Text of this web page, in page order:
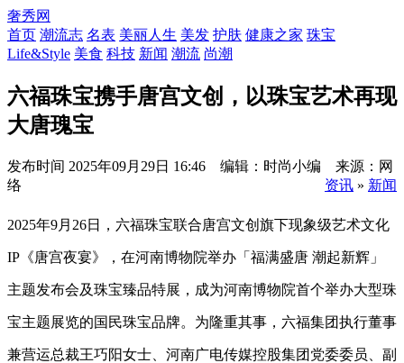
奢秀网
首页 潮流志 名表 美丽人生 美发 护肤 健康之家 珠宝
Life&Style 美食 科技 新闻 潮流 尚潮
六福珠宝携手唐宫文创，以珠宝艺术再现
大唐瑰宝
发布时间 2025年09月29日 16:46 编辑：时尚小编 来源：网
络
资讯 » 新闻
2025年9月26日，六福珠宝联合唐宫文创旗下现象级艺术文化
IP《唐宫夜宴》，在河南博物院举办「福满盛唐 潮起新辉」
主题发布会及珠宝臻品特展，成为河南博物院首个举办大型珠
宝主题展览的国民珠宝品牌。为隆重其事，六福集团执行董事
兼营运总裁王巧阳女士、河南广电传媒控股集团党委委员、副